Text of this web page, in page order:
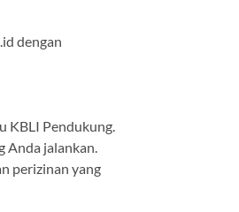
dengan
KBLI Pendukung.
Anda jalankan.
perizinan yang